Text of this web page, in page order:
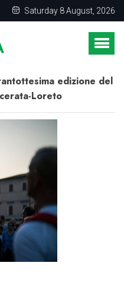
Saturday 8 August, 2026
edizione del
Loreto